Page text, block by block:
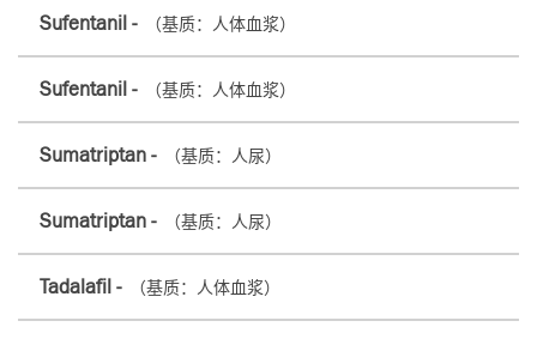
Sufentanil - （基质：人体血浆）
Sufentanil - （基质：人体血浆）
Sumatriptan - （基质：人尿）
Sumatriptan - （基质：人尿）
Tadalafil - （基质：人体血浆）